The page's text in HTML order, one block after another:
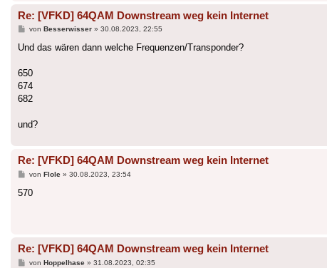
Re: [VFKD] 64QAM Downstream weg kein Internet
Beitrag
von Besserwisser» 30.08.2023, 22:55
Und das wären dann welche Frequenzen/Transponder?
650
674
682
und?
Re: [VFKD] 64QAM Downstream weg kein Internet
Beitrag
von Flole» 30.08.2023, 23:54
570
Re: [VFKD] 64QAM Downstream weg kein Internet
Beitrag
von Hoppelhase» 31.08.2023, 02:35